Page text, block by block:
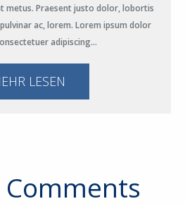
metus. Praesent justo dolor, lobortis
ac, lorem. Lorem ipsum dolor
adipiscing…
LESEN
Comments